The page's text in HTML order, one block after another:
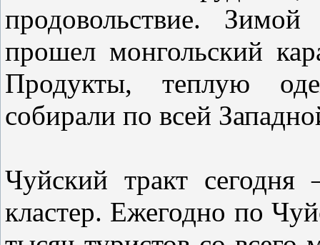
продовольствие.
прошел монгольский
Продукты, теплую
собирали по всей
Чуйский тракт сегодня
кластер. Ежегодно по